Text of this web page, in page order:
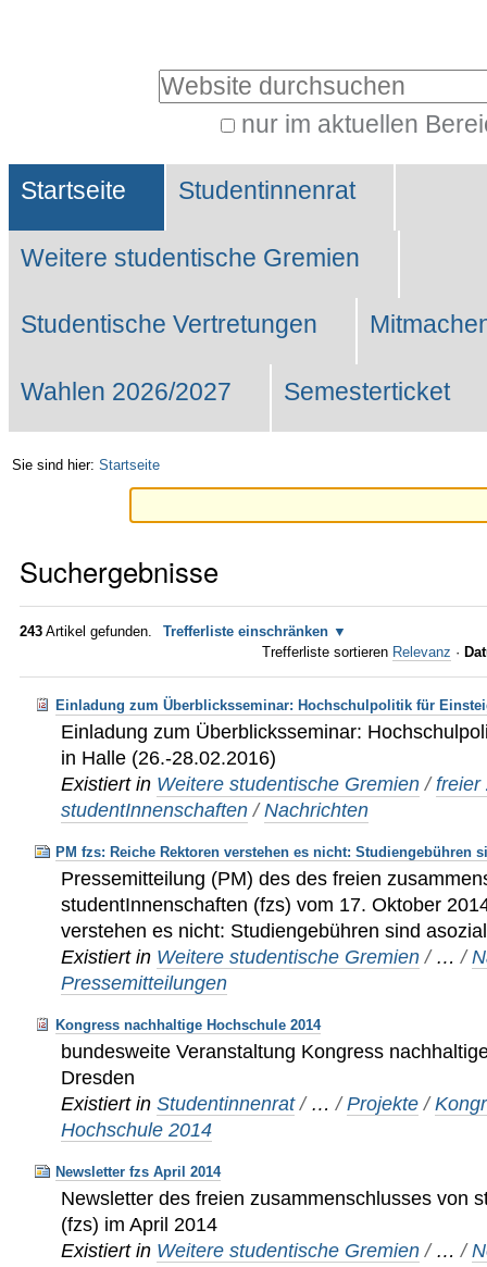
Website durchsuchen
nur im aktuellen
Suche…
Sektionen
Startseite Studentinnenrat
Weitere studentische Gremien
Studentische Vertretungen
Wahlen 2026/2027 Semesterticket
Sie sind hier: Startseite
Suchergebnisse
243 Artikel gefunden.
Trefferliste einschränken
Trefferliste sortieren Relevanz ·
Einladung zum Überblicksseminar: Hochschulpolitik für
Einladung zum Überblicksseminar:
in Halle (26.-28.02.2016)
Existiert in Weitere studentische Gremien /freier
studentInnenschaften /Nachrichten
PM fzs: Reiche Rektoren verstehen es nicht: Studiengebühren
Pressemitteilung (PM) des des freien
studentInnenschaften (fzs) vom 17. Oktober
verstehen es nicht: Studiengebühren sind
Existiert in Weitere studentische Gremien / …/
Pressemitteilungen
Kongress nachhaltige Hochschule 2014
bundesweite Veranstaltung Kongress
Dresden
Existiert in Studentinnenrat / …/Projekte /
Hochschule 2014
Newsletter fzs April 2014
Newsletter des freien zusammenschlusses von
(fzs) im April 2014
Existiert in Weitere studentische Gremien / …/